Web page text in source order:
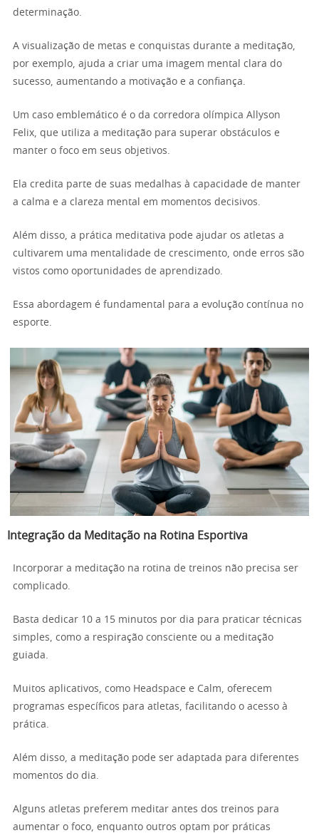
determinação.
A visualização de metas e conquistas durante a meditação,
por exemplo, ajuda a criar uma imagem mental clara do
sucesso, aumentando a motivação e a confiança.
Um caso emblemático é o da corredora olímpica Allyson
Felix, que utiliza a meditação para superar obstáculos e
manter o foco em seus objetivos.
Ela credita parte de suas medalhas à capacidade de manter
a calma e a clareza mental em momentos decisivos.
Além disso, a prática meditativa pode ajudar os atletas a
cultivarem uma mentalidade de crescimento, onde erros são
vistos como oportunidades de aprendizado.
Essa abordagem é fundamental para a evolução contínua no
esporte.
Integração da Meditação na Rotina Esportiva
Incorporar a meditação na rotina de treinos não precisa ser
complicado.
Basta dedicar 10 a 15 minutos por dia para praticar técnicas
simples, como a respiração consciente ou a meditação
guiada.
Muitos aplicativos, como Headspace e Calm, oferecem
programas específicos para atletas, facilitando o acesso à
prática.
Além disso, a meditação pode ser adaptada para diferentes
momentos do dia.
Alguns atletas preferem meditar antes dos treinos para
aumentar o foco, enquanto outros optam por práticas